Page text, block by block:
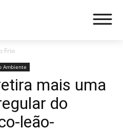
Frio
Ambiente
mais uma
do
leão-